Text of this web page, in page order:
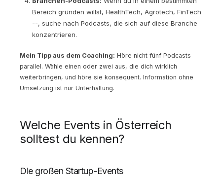
Bereich gründen willst, HealthTech, Agrotech, FinTech
--, suche nach Podcasts, die sich auf diese Branche
konzentrieren.
Mein Tipp aus dem Coaching: Höre nicht fünf Podcasts
parallel. Wähle einen oder zwei aus, die dich wirklich
weiterbringen, und höre sie konsequent. Information ohne
Umsetzung ist nur Unterhaltung.
Welche Events in Österreich
solltest du kennen?
Die großen Startup-Events